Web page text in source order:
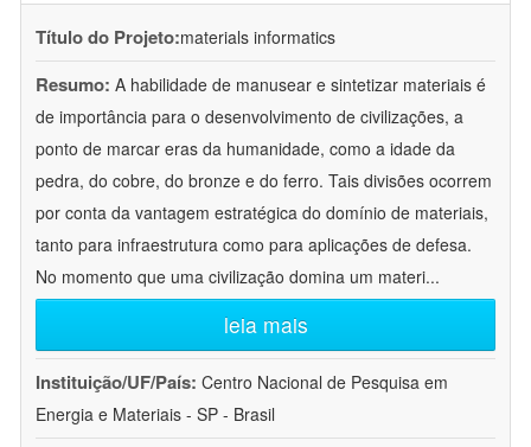
Título do Projeto:materials informatics
Resumo: A habilidade de manusear e sintetizar materiais é
de importância para o desenvolvimento de civilizações, a
ponto de marcar eras da humanidade, como a idade da
pedra, do cobre, do bronze e do ferro. Tais divisões ocorrem
por conta da vantagem estratégica do domínio de materiais,
tanto para infraestrutura como para aplicações de defesa.
No momento que uma civilização domina um materi...
leia mais
Instituição/UF/País: Centro Nacional de Pesquisa em
Energia e Materiais - SP - Brasil